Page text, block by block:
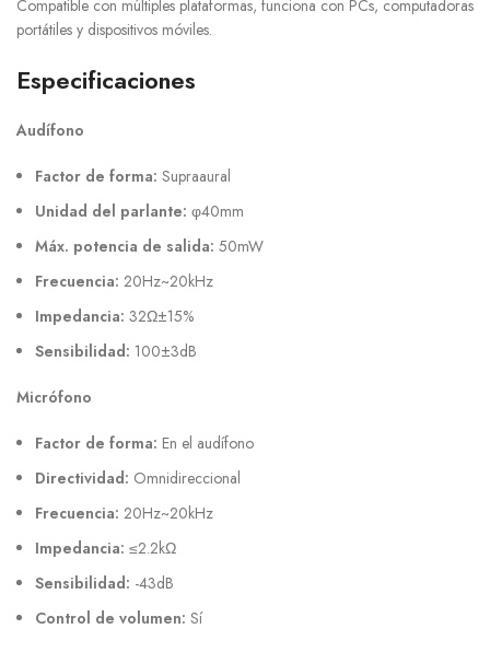
Compatible con múltiples plataformas, funciona con PCs, computadoras
portátiles y dispositivos móviles.
Especificaciones
Audífono
Factor de forma: Supraaural
Unidad del parlante: φ40mm
Máx. potencia de salida: 50mW
Frecuencia: 20Hz~20kHz
Impedancia: 32Ω±15%
Sensibilidad: 100±3dB
Micrófono
Factor de forma: En el audífono
Directividad: Omnidireccional
Frecuencia: 20Hz~20kHz
Impedancia: ≤2.2kΩ
Sensibilidad: -43dB
Control de volumen: Sí